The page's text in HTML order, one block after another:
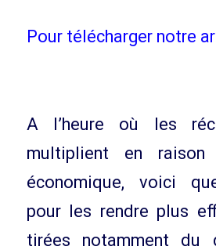
Pour télécharger notre
A l’heure où les
multiplient en
économique, voici
pour les rendre plus
tirées notamment du